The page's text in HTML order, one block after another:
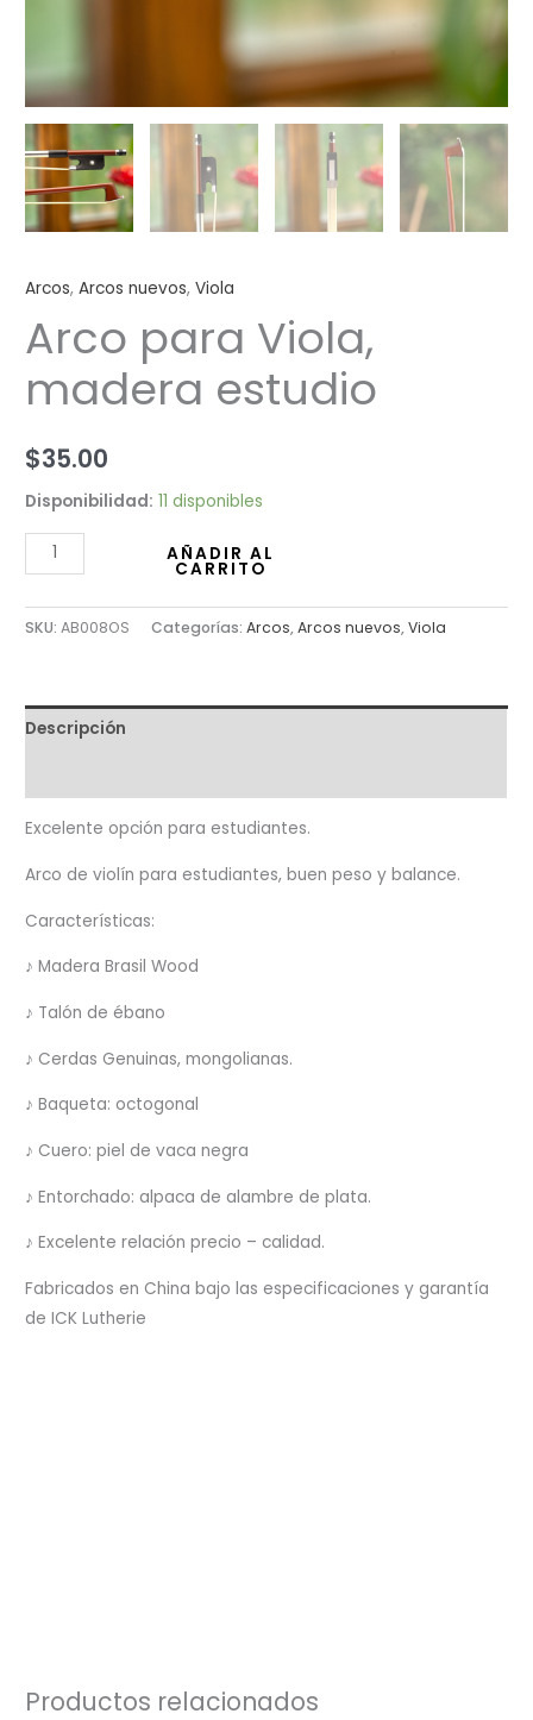
Arcos,Arcos nuevos,Viola
Arco para Viola,
madera estudio
$35.00
Disponibilidad: 11 disponibles
AÑADIR AL
CARRITO
SKU:AB008OS Categorías:Arcos,Arcos nuevos,Viola
Descripción
Excelente opción para estudiantes.
Arco de violín para estudiantes, buen peso y balance.
Características:
♪ Madera Brasil Wood
♪ Talón de ébano
♪ Cerdas Genuinas, mongolianas.
♪ Baqueta: octogonal
♪ Cuero: piel de vaca negra
♪ Entorchado: alpaca de alambre de plata.
♪ Excelente relación precio – calidad.
Fabricados en China bajo las especificaciones y garantía
de ICK Lutherie
Productos relacionados